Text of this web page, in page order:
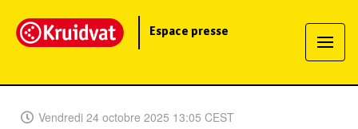
Espace presse
Vendredi 24 octobre 2025 13:05 CEST